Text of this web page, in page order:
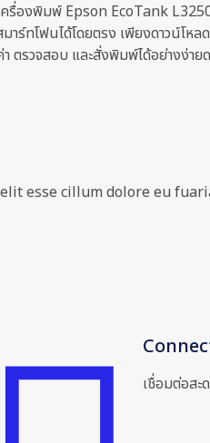
ครื่องพิมพ์ Epson EcoTank
าร์ทโฟนได้โดยตรง เพียงดาวน์โ
า ตรวจสอบ และสั่งพิมพ์ได้อย่างง่าย
esse cillum dolore eu
เชื่อมต่อส